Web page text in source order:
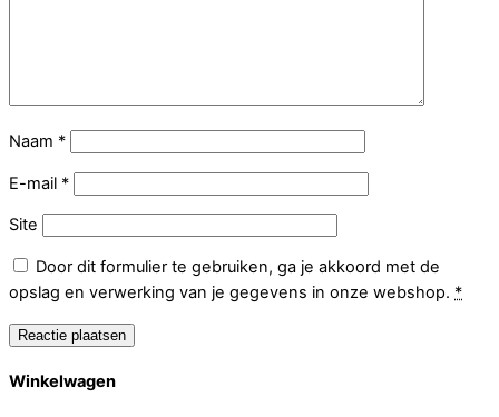
Naam *
E-mail *
Site
Door dit formulier te gebruiken, ga je akkoord met de
opslag en verwerking van je gegevens in onze webshop. *
Winkelwagen